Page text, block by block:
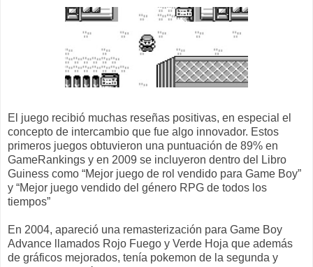
El juego recibió muchas reseñas positivas, en especial el
concepto de intercambio que fue algo innovador. Estos
primeros juegos obtuvieron una puntuación de 89% en
GameRankings y en 2009 se incluyeron dentro del Libro
Guiness como “Mejor juego de rol vendido para Game Boy”
y “Mejor juego vendido del género RPG de todos los
tiempos”
En 2004, apareció una remasterización para Game Boy
Advance llamados Rojo Fuego y Verde Hoja que además
de gráficos mejorados, tenía pokemon de la segunda y